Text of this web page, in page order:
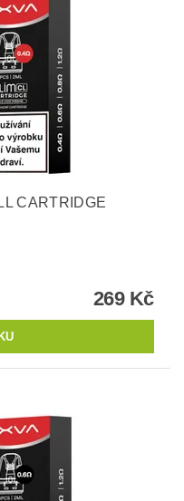
CARTRIDGE
269 Kč